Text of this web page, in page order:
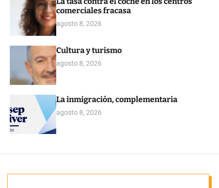
o
comerciales fracasa
agosto 8, 2026
Cultura y turismo
agosto 8, 2026
La inmigración, complementaria
agosto 8, 2026